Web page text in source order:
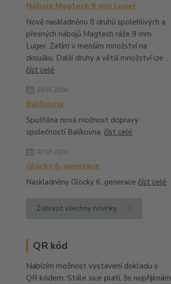
Náboje Magtech 9 mm Luger
Nově naskladněno 8 druhů spolehlivých a
přesných nábojů Magtech ráže 9 mm
Luger. Zatím v menším množství na
zkoušku. Další druhy a větší množství lze ...
číst celé
29.03.2026
Balíkovna
Spuštěna nová možnost dopravy
společností Balíkovna. číst celé
02.03.2026
Glocky 6. generace
Naskladněny Glocky 6. generace číst celé
Zobrazit všechny novinky
QR kód
Nabízím možnost vystavení dokladu s
QR kódem. Stále sice platí, že nepřijímám